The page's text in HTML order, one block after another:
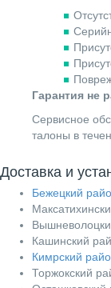
Гарантия не
Сервисное
талоны в
Доставка и
Бежецкий
Кашинский
Кимрский
Торжокский